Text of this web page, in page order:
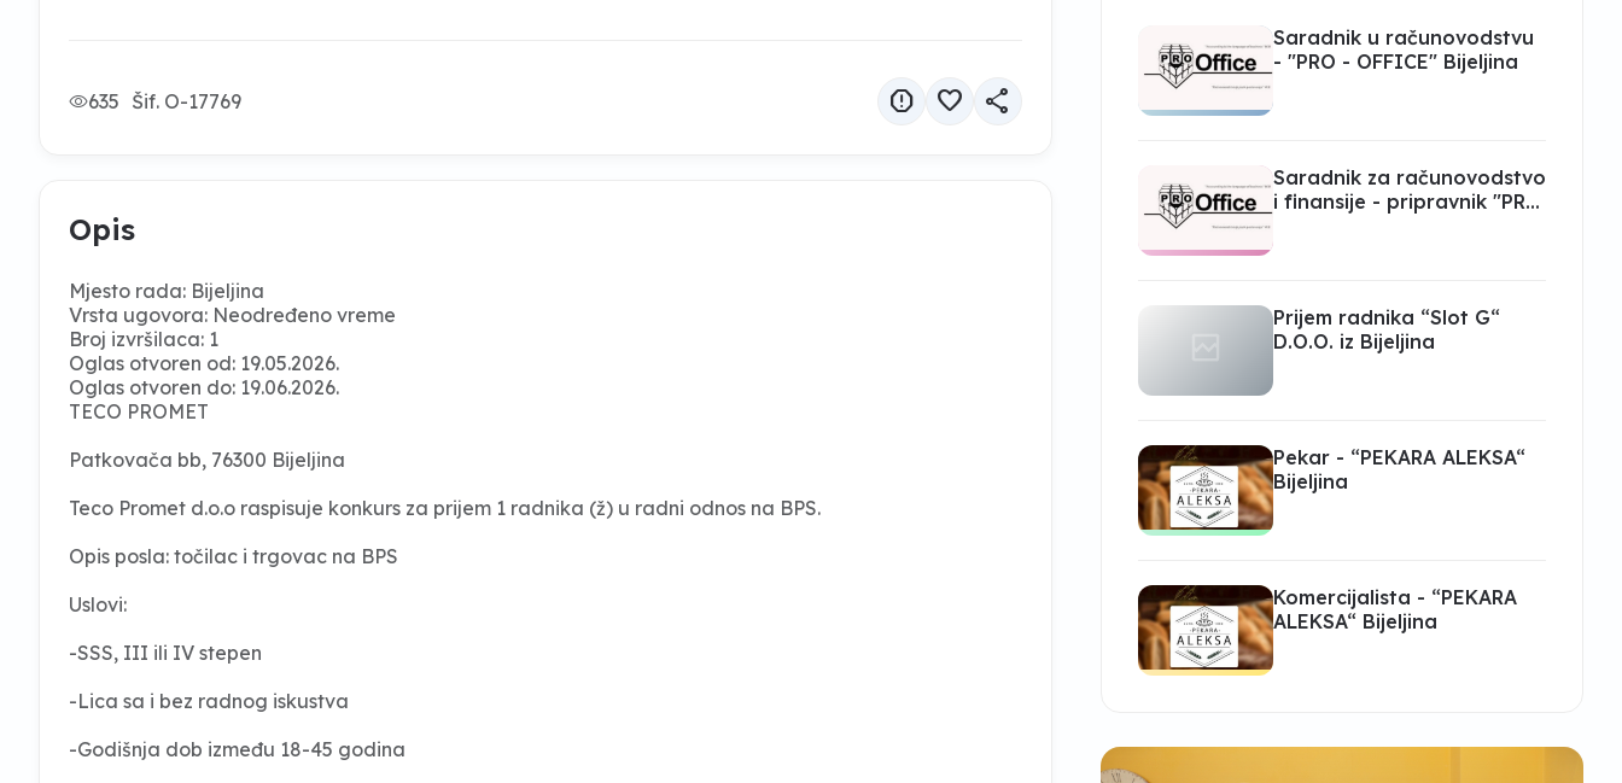
635 Šif. O-17769 report favorite share
Opis
Mjesto rada: Bijeljina
Vrsta ugovora: Neodređeno vreme
Broj izvršilaca: 1
Oglas otvoren od: 19.05.2026.
Oglas otvoren do: 19.06.2026.
TECO PROMET
Patkovača bb, 76300 Bijeljina
Teco Promet d.o.o raspisuje konkurs za prijem 1 radnika (ž) u radni odnos na BPS.
Opis posla: točilac i trgovac na BPS
Uslovi:
-SSS, III ili IV stepen
-Lica sa i bez radnog iskustva
-Godišnja dob između 18-45 godina
Saradnik u računovodstvu
- "PRO - OFFICE" Bijeljina
Saradnik za računovodstvo
i finansije - pripravnik "PRO
Prijem radnika “Slot G“
D.O.O. iz Bijeljina
Pekar - “PEKARA ALEKSA“
Bijeljina
Komercijalista - “PEKARA
ALEKSA“ Bijeljina